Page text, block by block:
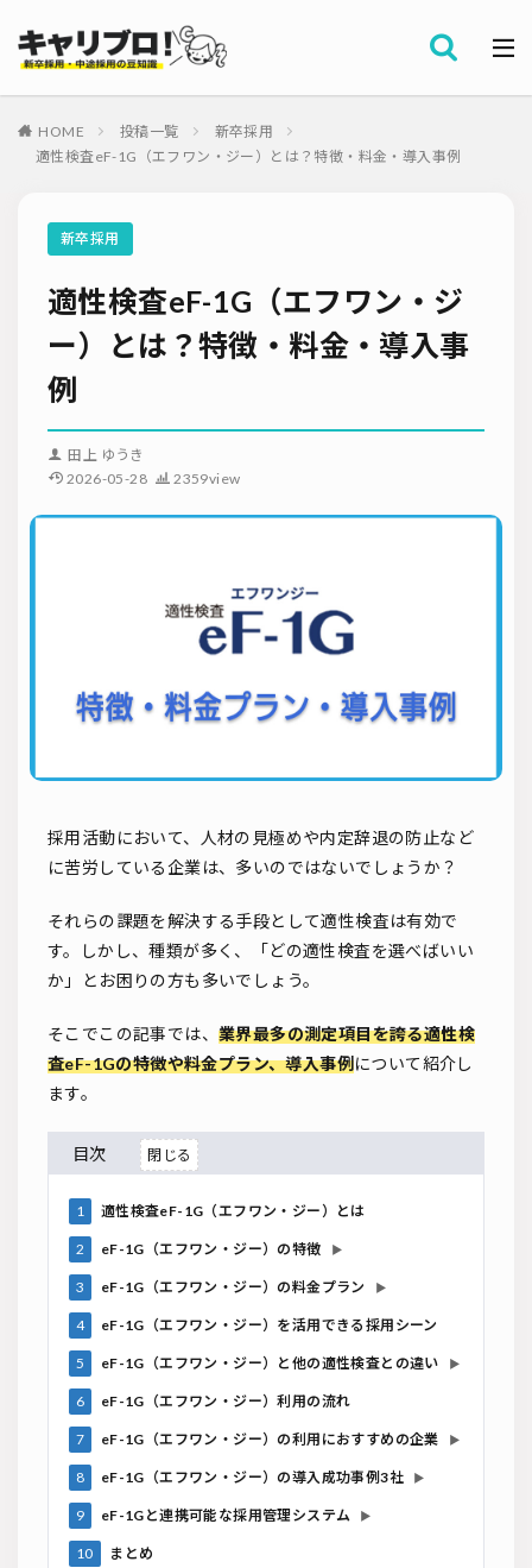
HOME 投稿一覧
新卒採用
適性検査eF-1G（エフワン・ジー）とは？特徴・料金・導入事例
新卒採用
適性検査eF-1G（エフワン・ジ
ー）とは？特徴・料金・導入事
例
田上 ゆうき
2026-05-28
2359view
採用活動において、人材の見極めや内定辞退の防止など
に苦労している企業は、多いのではないでしょうか？
それらの課題を解決する手段として適性検査は有効で
す。しかし、種類が多く、「どの適性検査を選べばいい
か」とお困りの方も多いでしょう。
そこでこの記事では、 業界最多の測定項目を誇る適性検
査eF-1Gの特徴や料金プラン、導入事例について紹介し
ます。
目次
1 適性検査eF-1G（エフワン・ジー）とは
2 eF-1G（エフワン・ジー）の特徴 ▶
3 eF-1G（エフワン・ジー）の料金プラン ▶
4 eF-1G（エフワン・ジー）を活用できる採用シーン
5 eF-1G（エフワン・ジー）と他の適性検査との違い ▶
6 eF-1G（エフワン・ジー）利用の流れ
7 eF-1G（エフワン・ジー）の利用におすすめの企業 ▶
8 eF-1G（エフワン・ジー）の導入成功事例3社 ▶
9 eF-1Gと連携可能な採用管理システム ▶
10 まとめ
カテゴリー
タグ
就職サイト
ダイレクトリクルーティング
採用ノウハウ
採用ツール
採用計画
母集団の形成確保
エンジニア採用
採用イベント・合説
面接・選考
内定フォロー
内定辞退
採用コンサルティング
採用動向
Iターン・Uターン
適性検査
新人研修
検索
労務・組織
メルマガ登録
お問い合わせ